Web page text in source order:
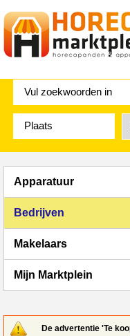
Apparatuur
Bedrijven
Makelaars
Mijn Marktplein
De advertentie 'Te